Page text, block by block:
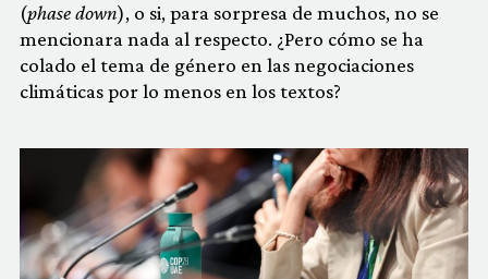
(phase down), o si, para sorpresa de muchos, no se
mencionara nada al respecto. ¿Pero cómo se ha
colado el tema de género en las negociaciones
climáticas por lo menos en los textos?